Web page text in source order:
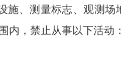
施、测量标志、观测场
内，禁止从事以下活动：